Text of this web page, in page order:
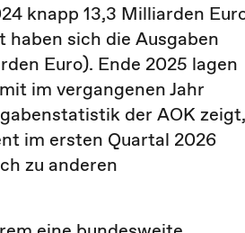
knapp 13,3 Milliarden
sich die Ausgaben
Euro). Ende 2025 lagen
im vergangenen Jahr
der AOK zeigt,
im ersten Quartal 2026
zu anderen